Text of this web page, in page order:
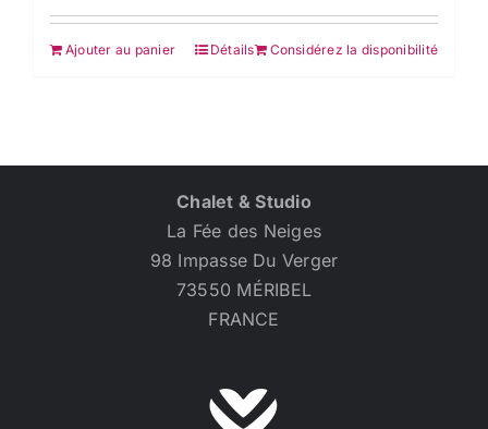
Ajouter au panier Considérez la disponibilité
Détails
Chalet & Studio
La Fée des Neiges
98 Impasse Du Verger
73550 MÉRIBEL
FRANCE